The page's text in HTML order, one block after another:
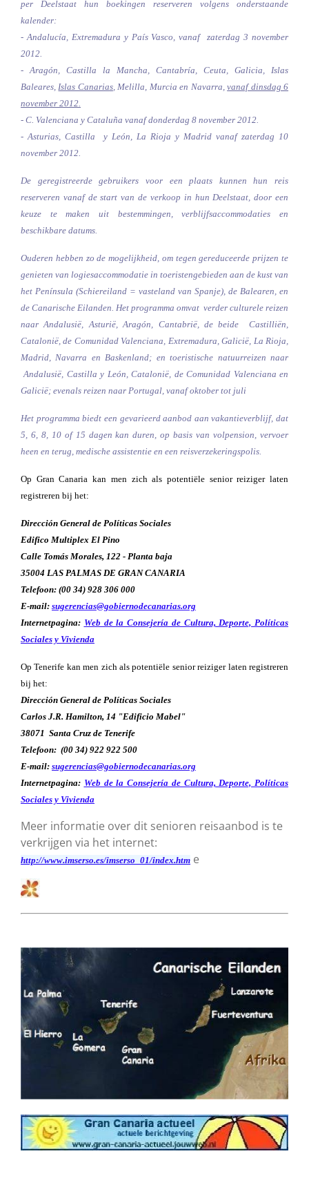
per Deelstaat hun boekingen reserveren volgens onderstaande
kalender:
- Andalucía, Extremadura y País Vasco, vanaf zaterdag 3 november
2012.
- Aragón, Castilla la Mancha, Cantabría, Ceuta, Galicia, Islas
Baleares,Islas Canarias, Melilla, Murcia en Navarra,vanaf dinsdag 6
november 2012.
- C. Valenciana y Cataluña vanaf donderdag 8 november 2012.
- Asturias, Castilla y León, La Rioja y Madrid vanaf zaterdag 10
november 2012.
De geregistreerde gebruikers voor een plaats kunnen hun reis
reserveren vanaf de start van de verkoop in hun Deelstaat, door een
keuze te maken uit bestemmingen, verblijfsaccommodaties en
beschikbare datums.
Ouderen hebben zo de mogelijkheid, om tegen gereduceerde prijzen te
genieten van logiesaccommodatie in toeristengebieden aan de kust van
het Península (Schiereiland = vasteland van Spanje), de Balearen, en
de Canarische Eilanden. Het programma omvat verder culturele reizen
naar Andalusië, Asturië, Aragón, Cantabrië, de beide Castilliën,
Catalonië, de Comunidad Valenciana, Extremadura, Galicië, La Rioja,
Madrid, Navarra en Baskenland; en toeristische natuurreizen naar
Andalusië, Castilla y León, Catalonië, de Comunidad Valenciana en
Galicië; evenals reizen naar Portugal, vanaf oktober tot juli
Het programma biedt een gevarieerd aanbod aan vakantieverblijf, dat
5, 6, 8, 10 of 15 dagen kan duren, op basis van volpension, vervoer
heen en terug, medische assistentie en een reisverzekeringspolis.
Op Gran Canaria kan men zich als potentiële senior reiziger laten
registreren bij het:
Dirección General de Políticas Sociales
Edifico Multiplex El Pino
Calle Tomás Morales, 122 - Planta baja
35004 LAS PALMAS DE GRAN CANARIA
Telefoon: (00 34) 928 306 000
E-mail: sugerencias@gobiernodecanarias.org
Internetpagina: Web de la Consejería de Cultura, Deporte, Políticas
Sociales y Vivienda
Op Tenerife kan men zich als potentiële senior reiziger laten registreren
bij het:
Dirección General de Políticas Sociales
Carlos J.R. Hamilton, 14 "Edificio Mabel"
38071 Santa Cruz de Tenerife
Telefoon: (00 34) 922 922 500
E-mail: sugerencias@gobiernodecanarias.org
Internetpagina: Web de la Consejería de Cultura, Deporte, Políticas
Sociales y Vivienda
Meer informatie over dit senioren reisaanbod is te
verkrijgen via het internet:
http://www.imserso.es/imserso_01/index.htm e